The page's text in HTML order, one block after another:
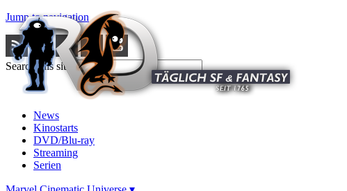
Jump to navigation
Search this site
News
Kinostarts
DVD/Blu-ray
Streaming
Serien